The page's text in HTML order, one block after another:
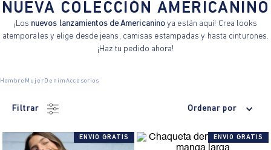
NUEVA COLECCIÓN AMERICANINO
¡Los nuevos lanzamientos de Americanino ya están aquí! Crea looks
atemporales y elige desde jeans, camisas estampadas y hasta cinturones.
¡Haz tu pedido ahora!
Hombre Mujer DenimAccesorios
Filtrar Ordenar por
ENVIO GRATIS ENVIO GRATIS